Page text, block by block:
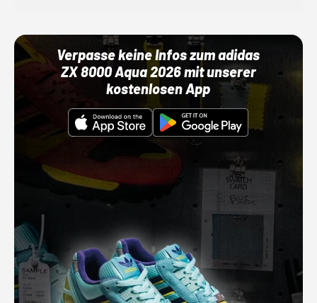
Verpasse keine Infos zum adidas
ZX 8000 Aqua 2026 mit unserer
kostenlosen App